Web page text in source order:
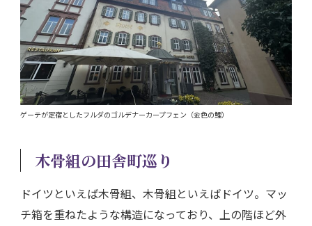
ゲーテが定宿としたフルダのゴルデナーカープフェン（金色の鯉）
木骨組の田舎町巡り
ドイツといえば木骨組、木骨組といえばドイツ。マッ
チ箱を重ねたような構造になっており、上の階ほど外